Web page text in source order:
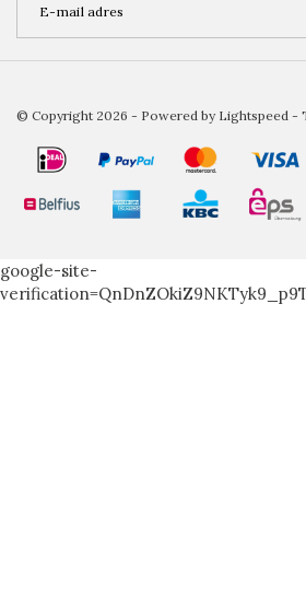
© Copyright 2026 - Powered by Lightspeed -
google-site-